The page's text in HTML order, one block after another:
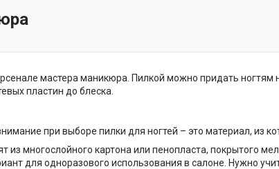
мастера маникюра. Пилкой можно придать
пластин до блеска.
при выборе пилки для ногтей – это материал, из
из многослойного картона или пенопласта, покрытого
для одноразового использования в салоне. Нужно